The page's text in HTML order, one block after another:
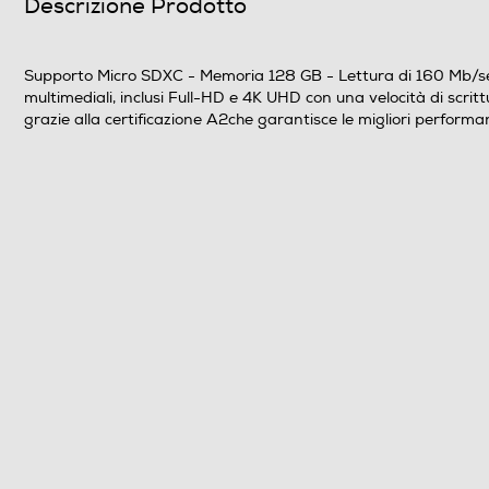
Descrizione Prodotto
Supporto Micro SDXC - Memoria 128 GB - Lettura di 160
multimediali, inclusi Full-HD e 4K UHD con una velocità di
grazie alla certificazione A2che garantisce le migliori